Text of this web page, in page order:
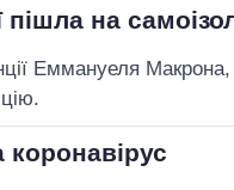
на
Еммануеля Макрона,